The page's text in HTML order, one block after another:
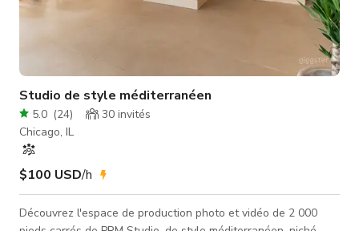
Studio de style méditerranéen
5.0 (24) 30 invités
Chicago, IL
$100 USD/h
Découvrez l'espace de production photo et vidéo de 2 000